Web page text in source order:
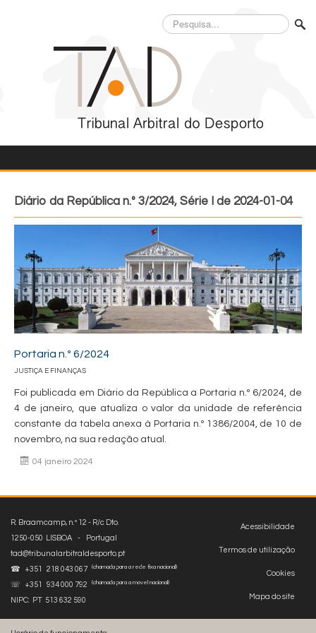
Pesquisa...
Diário da República n.º 3/2024, Série I de 2024-01-04
Portaria n.º 6/2024
JUSTIÇA E FINANÇAS
Foi publicada em Diário da República a Portaria n.º 6/2024, de
4 de janeiro, que atualiza o valor da unidade de referência
constante da tabela anexa à Portaria n.º 1386/2004, de 10 de
novembro, na sua redação atual.
04 janeiro 2024
Acessibilidade
Termos de utilização
Cookies
Mapa do site
R. Braamcamp, n.º 12 - R/c Dto.
1250-050 LISBOA - Portugal
tad@tribunalarbitraldesporto.pt
☎ +351 218 043 067
(chamada para a rede fixa nacional)
☏ +351 934 000 792 (chamada para a móvel nacional)
NIPC: PT 513 632 590